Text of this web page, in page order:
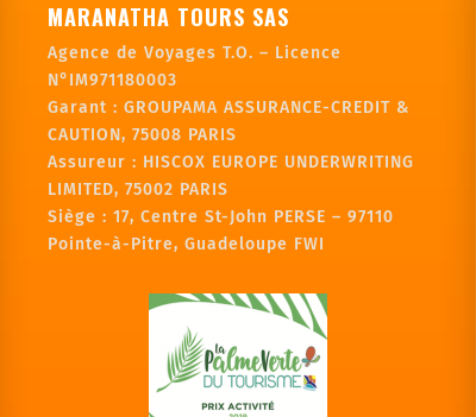
MARANATHA TOURS SAS
Agence de Voyages T.O. – Licence
N°IM971180003
Garant : GROUPAMA ASSURANCE-CREDIT &
CAUTION, 75008 PARIS
Assureur : HISCOX EUROPE UNDERWRITING
LIMITED, 75002 PARIS
Siège : 17, Centre St-John PERSE – 97110
Pointe-à-Pitre, Guadeloupe FWI